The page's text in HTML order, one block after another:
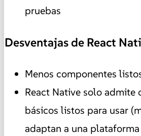
pruebas
Desventajas de React
Menos componentes
React Native solo admite
básicos listos para usar
adaptan a una